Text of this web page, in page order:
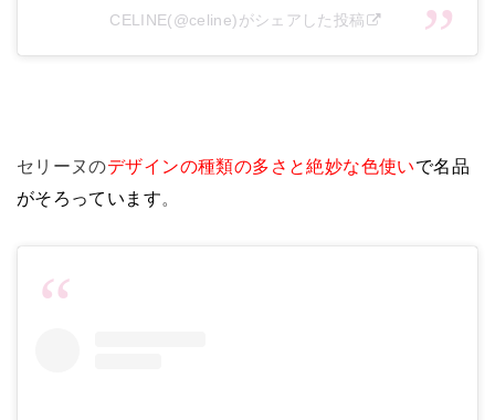
CELINE(@celine)がシェアした投稿
セリーヌのデザインの種類の多さと絶妙な色使いで名品
がそろっています。